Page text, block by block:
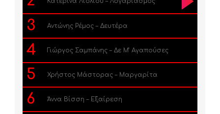
3 Αντώνης Ρέμος – Δευτέρα
4 Γιώργος Σαμπάνης – Δε Μ’ Αγαπούσες
5 Χρήστος Μάστορας – Μαργαρίτα
6 Άννα Βίσση – Εξαίρεση